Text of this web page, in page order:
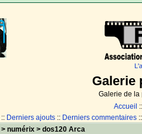
Galerie
Galerie de la
Accueil
:: Derniers ajouts :: Derniers commentaires
> numérix> dos120 Arca